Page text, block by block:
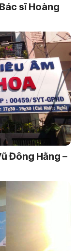
sĩ Hoàng
Đông Hằng –